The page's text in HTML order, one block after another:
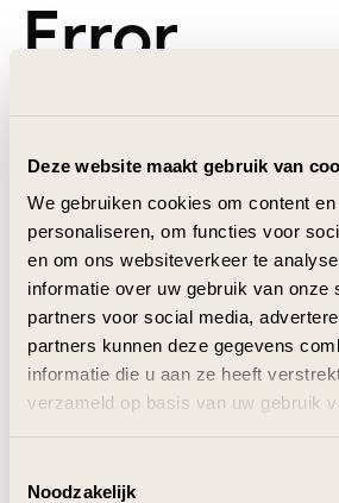
Deze website maakt gebruik van
We gebruiken cookies om content
personaliseren, om functies voor
en om ons websiteverkeer te
informatie over uw gebruik van onze
partners voor social media,
partners kunnen deze gegevens
informatie die u aan ze heeft
verzameld op basis van uw gebruik
Noodzakelijk
Error